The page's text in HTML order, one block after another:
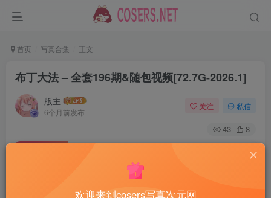
首页 写真合集 正文
布丁大法 – 全套196期&随包视频[72.7G-2026.1]
版主
6个月前发布
关注 私信
43 8
布丁大法 – 全套196期&随包视频[72.7G-2026.1]
此内容为付费资源，请付费后查看
付费资源
欢迎来到cosers写真次元网